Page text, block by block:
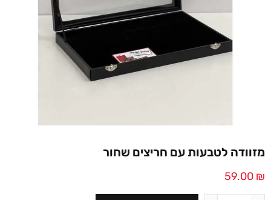
מזוודה לטבעות עם חריצים שחור
59.00 ₪